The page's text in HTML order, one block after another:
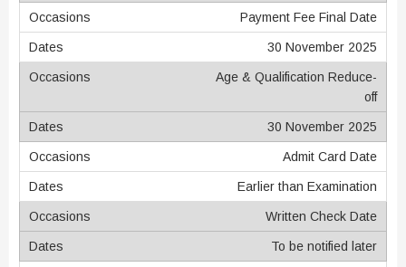
Payment Fee Final Date
30 November 2025
Age & Qualification Reduce-
off
30 November 2025
Admit Card Date
Earlier than Examination
Written Check Date
To be notified later